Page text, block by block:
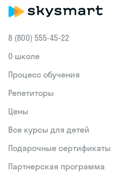
8 (800) 555‑45-22
О школе
Процесс обучения
Репетиторы
Цены
Все курсы для детей
Подарочные сертификаты
Партнерская программа